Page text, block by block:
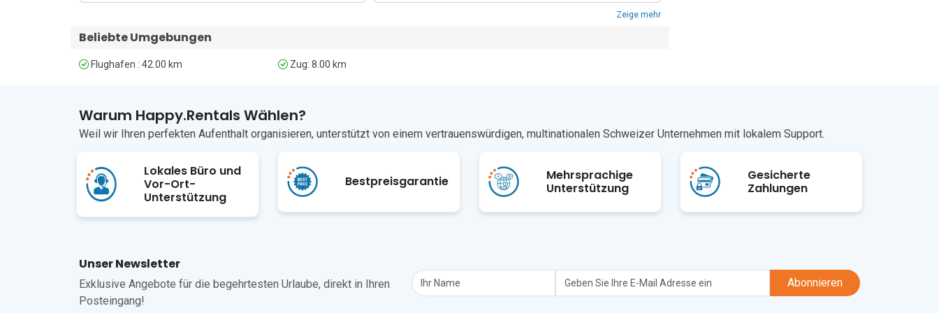
Zeige mehr
Beliebte Umgebungen
Flughafen : 42.00 km Zug: 8.00 km
Warum Happy.Rentals Wählen?
Weil wir Ihren perfekten Aufenthalt organisieren, unterstützt von einem vertrauenswürdigen, multinationalen Schweizer Unternehmen mit lokalem Support.
Lokales Büro und
Vor-Ort-
Unterstützung
Bestpreisgarantie
Mehrsprachige
Unterstützung
Gesicherte
Zahlungen
Unser Newsletter
Exklusive Angebote für die begehrtesten Urlaube, direkt in Ihren
Posteingang!
Abonnieren